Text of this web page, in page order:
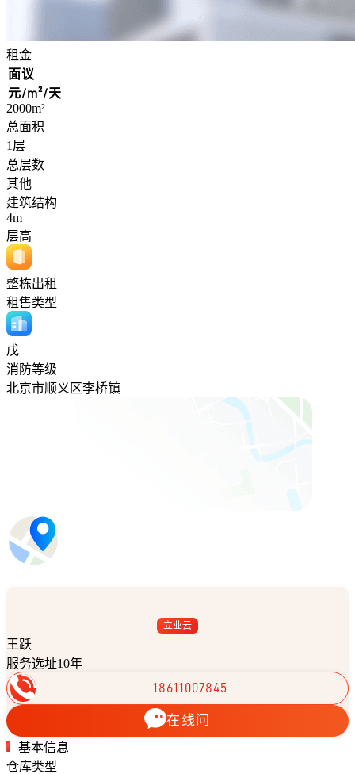
租金
面议
元/m²/天
2000m²
总面积
1层
总层数
其他
建筑结构
4m
层高
整栋出租
租售类型
戊
消防等级
北京市顺义区李桥镇
立业云
王跃
服务选址10年
18611007845
在线问
基本信息
仓库类型